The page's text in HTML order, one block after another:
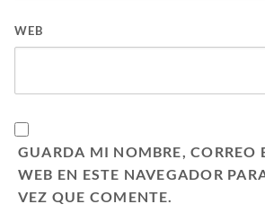
WEB
GUARDA MI NOMBRE, CORREO
WEB EN ESTE NAVEGADOR
VEZ QUE COMENTE.